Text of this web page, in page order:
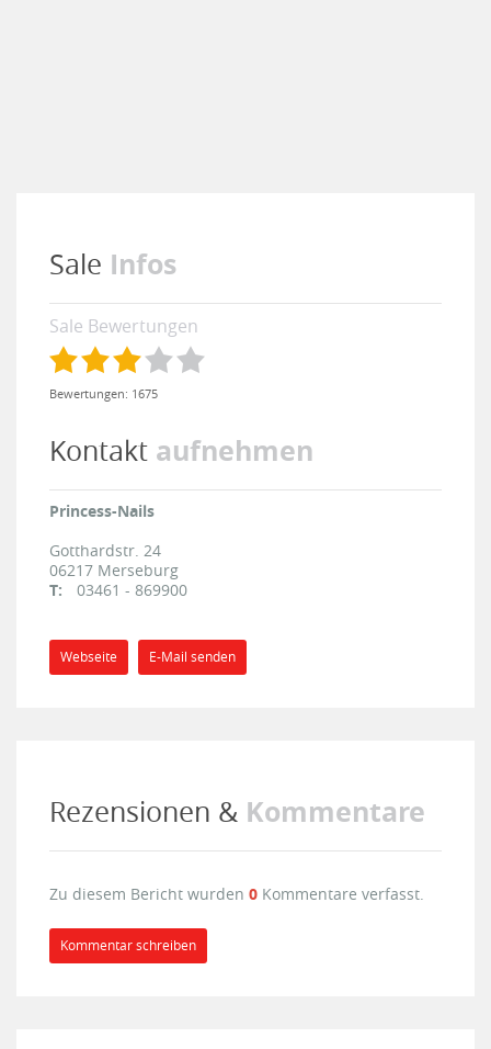
Sale Infos
Sale Bewertungen
Bewertungen: 1675
Kontakt aufnehmen
Princess-Nails
Gotthardstr. 24
06217 Merseburg
T:
03461 - 869900
Webseite E-Mail senden
Rezensionen & Kommentare
Zu diesem Bericht wurden 0 Kommentare verfasst.
Kommentar schreiben